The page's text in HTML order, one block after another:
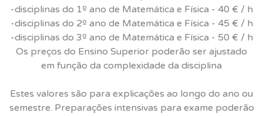
-disciplinas do 1º ano de Matemática e Física - 40 € / h
-disciplinas do 2º ano de Matemática e Física - 45 € / h
-disciplinas do 3º ano de Matemática e Física - 50 € / h
Os preços do Ensino Superior poderão ser ajustado
em função da complexidade da disciplina
Estes valores são para explicações ao longo do ano ou
semestre. Preparações intensivas para exame poderão